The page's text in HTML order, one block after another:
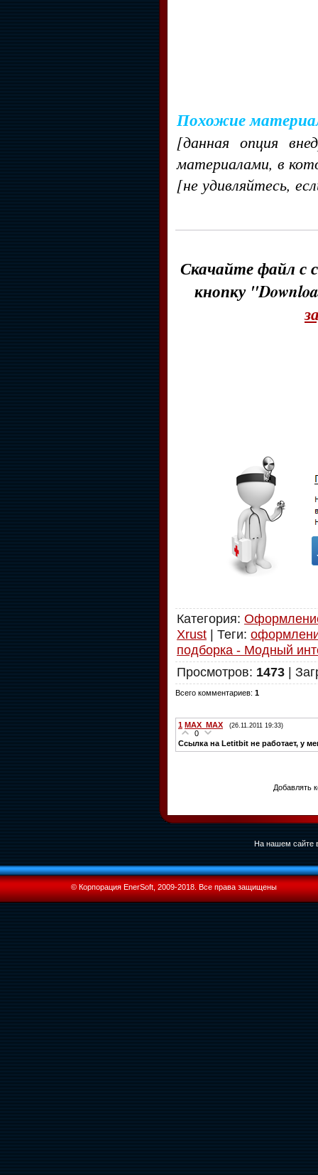
Похожие
[данная опция
материалами, в
[не удивляйтесь,
Скачайте файл с
кнопку
Категория:
Xrust | Теги:
подборка - Модный
Просмотров: 1473 |
Всего комментариев: 1
1 MAX_MAX (26.11.2011 19:33)
0
Ссылка на Letitbit не работает, у
Добавлять
На нашем сайте
© Корпорация EnerSoft, 2009-2018. Все права защищены